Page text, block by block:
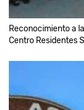
Reconocimiento a
Centro Residentes